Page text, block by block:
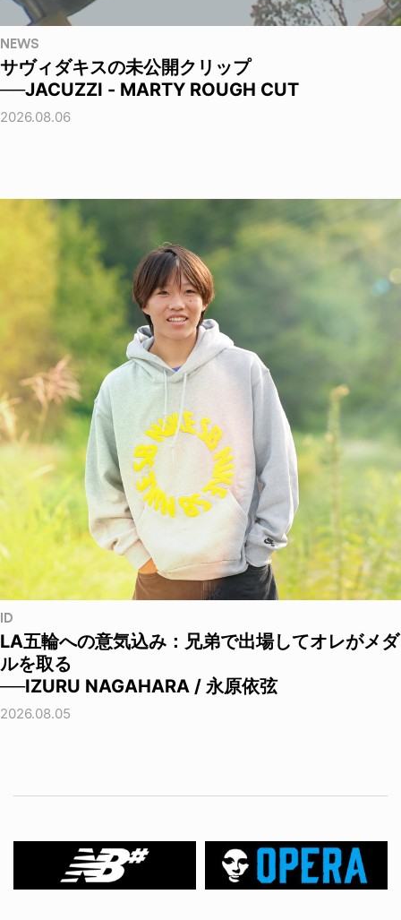
NEWS
サヴィダキスの未公開クリップ
──JACUZZI - MARTY ROUGH CUT
2026.08.06
ID
LA五輪への意気込み：兄弟で出場してオレがメダ
ルを取る
──IZURU NAGAHARA / 永原依弦
2026.08.05